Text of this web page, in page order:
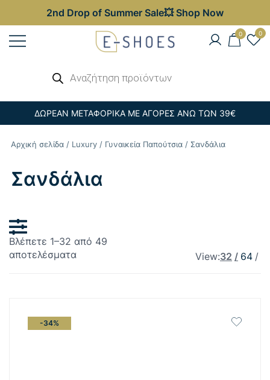
2nd Drop of Summer Sale💥 Shop Now
Παπούτσια – Επώνυμες Τσάντες στις
0 0
προϊόντων
ΔΩΡΕΑΝ ΜΕΤΑΦΟΡΙΚΑ ΜΕ ΑΓΟΡΕΣ ΑΝΩ ΤΩΝ 39€
Αρχική σελίδα / Luxury / Γυναικεία Παπούτσια / Σανδάλια
Σανδάλια
Βλέπετε 1–32 από 49
αποτελέσματαSorted
View:32 64
-34%